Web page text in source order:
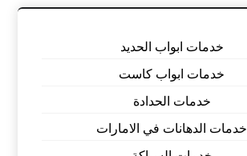
خدمات ابواب الحديد
خدمات ابواب كاست
خدمات الحدادة
خدمات الدهانات في الامارات